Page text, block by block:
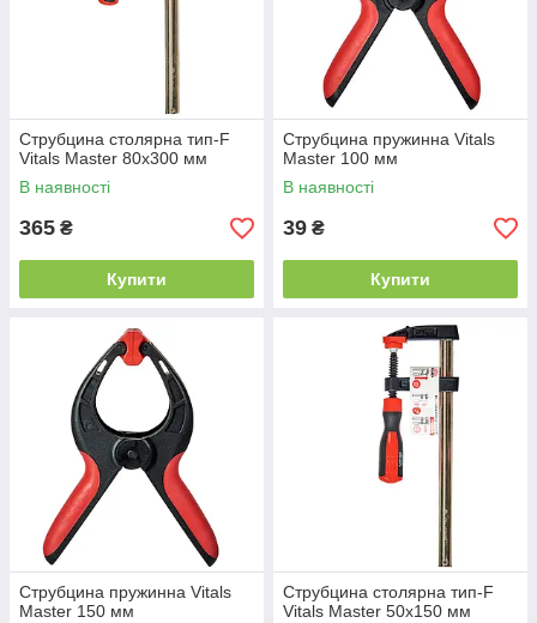
Струбцина столярна тип-F
Vitals Master 80х300 мм
В наявності
365 ₴
Купити
Струбцина пружинна Vitals
Master 100 мм
В наявності
39 ₴
Купити
Струбцина пружинна Vitals
Master 150 мм
Струбцина столярна тип-F
Vitals Master 50х150 мм